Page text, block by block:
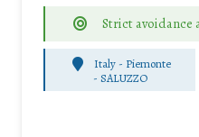
Strict avoidance
Italy - Piemonte
- SALUZZO